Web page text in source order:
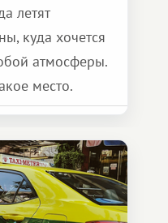
летят
куда хочется
атмосферы.
место.